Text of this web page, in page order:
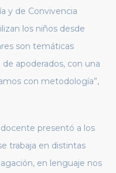
y de Convivencia
los niños desde
son temáticas
apoderados, con una
con metodología”,
presentó a los
trabaja en distintas
en lenguaje nos